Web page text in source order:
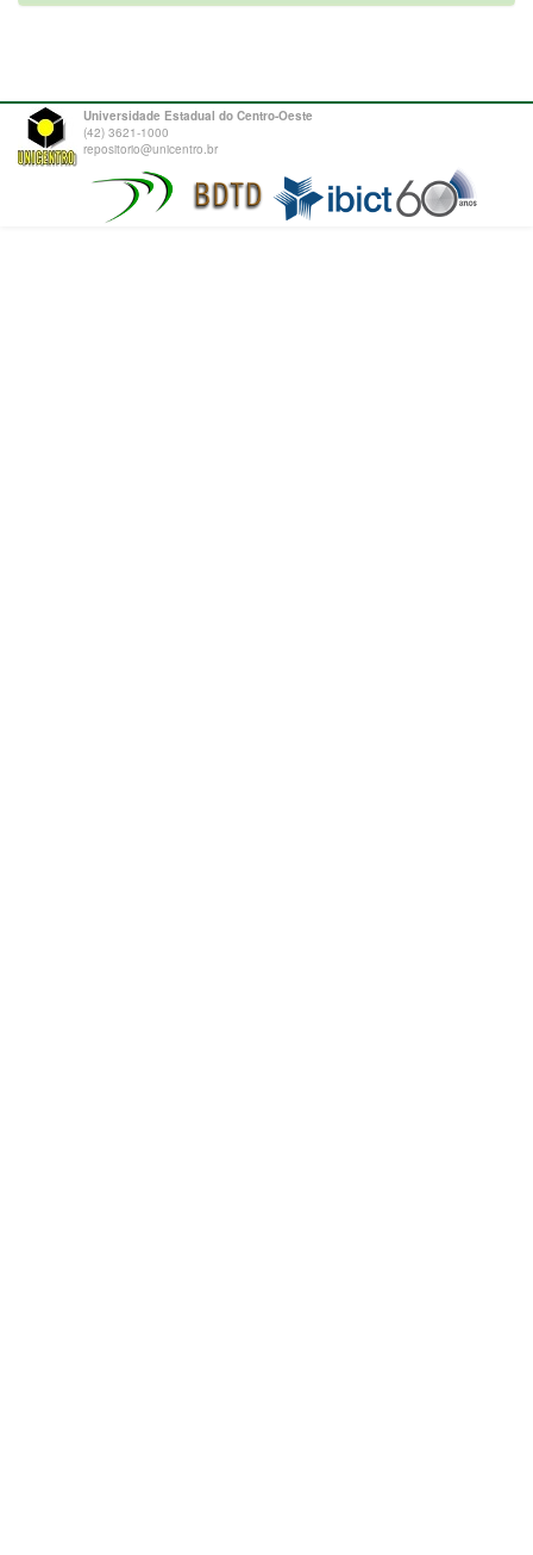
Universidade Estadual do Centro-Oeste
(42) 3621-1000
repositorio@unicentro.br